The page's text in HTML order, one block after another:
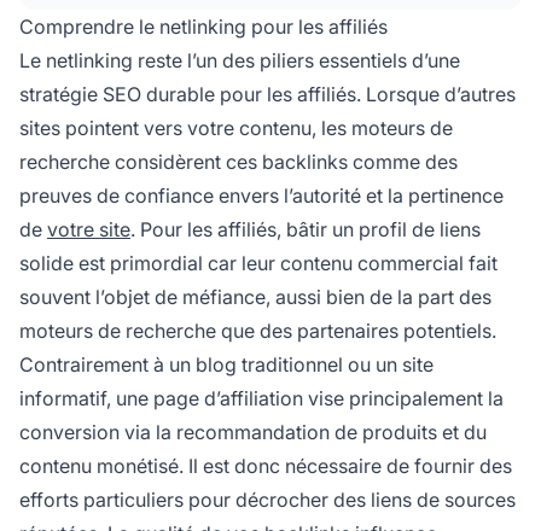
contact, d’offrir une valeur mutuelle, et de
privilégier des partenariats durables plutôt que
des échanges ponctuels.
Comprendre le netlinking pour les affiliés
Le netlinking reste l’un des piliers essentiels d’une
stratégie SEO durable pour les affiliés. Lorsque d’autres
sites pointent vers votre contenu, les moteurs de
recherche considèrent ces backlinks comme des
preuves de confiance envers l’autorité et la pertinence
de votre site. Pour les affiliés, bâtir un profil de liens
solide est primordial car leur contenu commercial fait
souvent l’objet de méfiance, aussi bien de la part des
moteurs de recherche que des partenaires potentiels.
Contrairement à un blog traditionnel ou un site
informatif, une page d’affiliation vise principalement la
conversion via la recommandation de produits et du
contenu monétisé. Il est donc nécessaire de fournir des
efforts particuliers pour décrocher des liens de sources